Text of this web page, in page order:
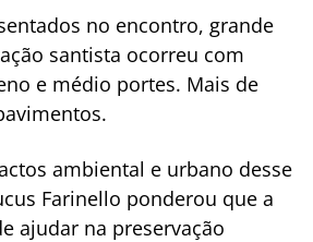
no encontro, grande
santista ocorreu com
e médio portes. Mais de
ambiental e urbano desse
Farinello ponderou que a
ajudar na preservação